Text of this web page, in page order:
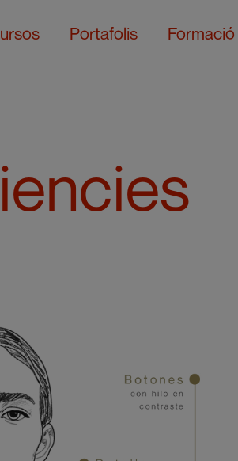
Portafolis Formació